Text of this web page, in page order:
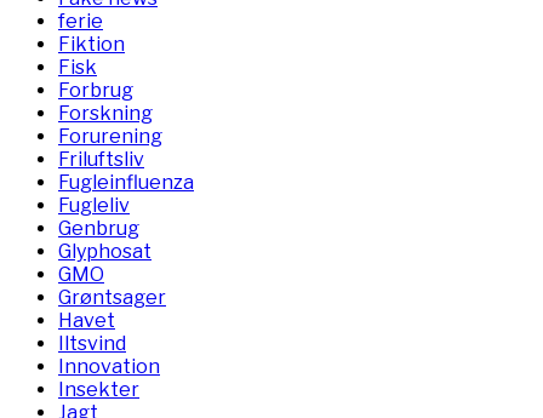
ferie
Fiktion
Fisk
Forbrug
Forskning
Forurening
Friluftsliv
Fugleinfluenza
Fugleliv
Genbrug
Glyphosat
GMO
Grøntsager
Havet
Iltsvind
Innovation
Insekter
Jagt